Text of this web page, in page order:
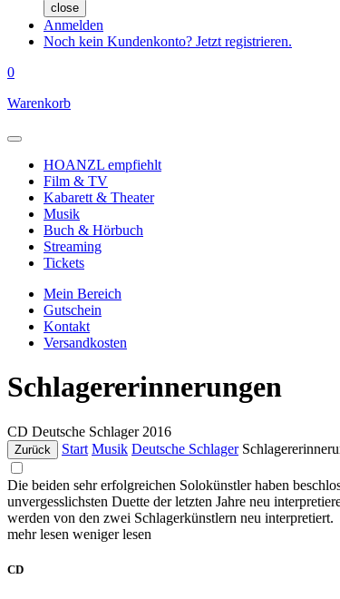
close
Anmelden
Noch kein Kundenkonto? Jetzt registrieren.
0
Warenkorb
HOANZL empfiehlt
Film & TV
Kabarett & Theater
Musik
Buch & Hörbuch
Streaming
Tickets
Mein Bereich
Gutschein
Kontakt
Versandkosten
Schlagererinnerungen
CD Deutsche Schlager 2016
Zurück Start Musik Deutsche Schlager
Die beiden sehr erfolgreichen Solokünstler haben
unvergesslichsten Duette der letzten Jahre neu
werden von den zwei Schlagerkünstlern neu interpretiert.
mehr lesen weniger lesen
CD